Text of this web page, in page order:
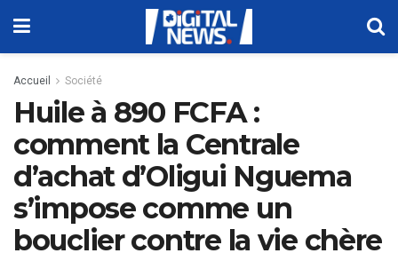
Accueil Société
Huile à 890 FCFA :
comment la Centrale
d’achat d’Oligui Nguema
s’impose comme un
bouclier contre la vie chère